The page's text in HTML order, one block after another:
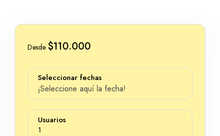
Desde $110.000
Seleccionar fechas
¡Seleccione aquí la fecha!
Usuarios
1